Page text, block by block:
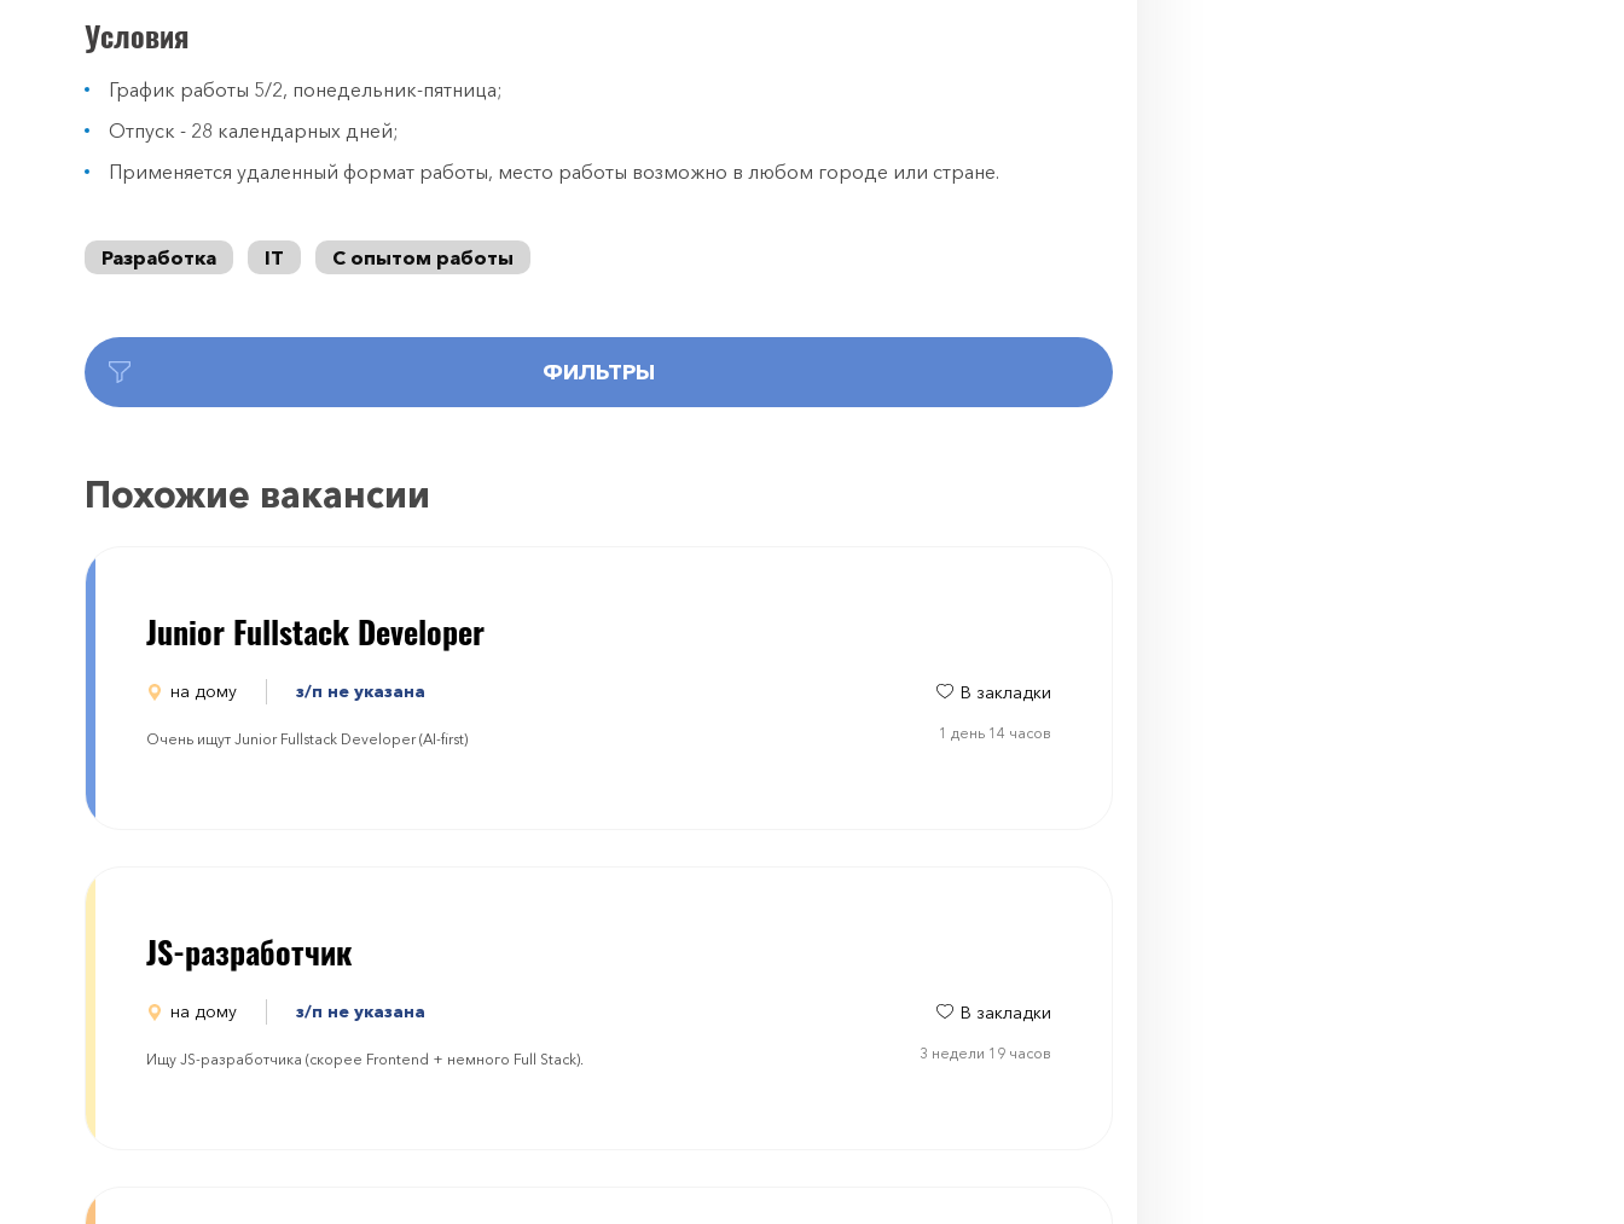
Условия
График работы 5/2, понедельник-пятница;
Отпуск - 28 календарных дней;
Применяется удаленный формат работы, место работы возможно в любом городе или стране.
Разработка IT С опытом работы
ФИЛЬТРЫ
Похожие вакансии
Junior Fullstack Developer
на дому з/п не указана
Очень ищут Junior Fullstack Developer (AI-first)
В закладки
1 день 14 часов
JS-разработчик
на дому з/п не указана
Ищу JS-разработчика (скорее Frontend + немного Full Stack).
В закладки
3 недели 19 часов